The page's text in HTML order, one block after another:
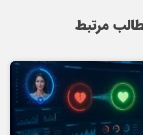
مرتبط